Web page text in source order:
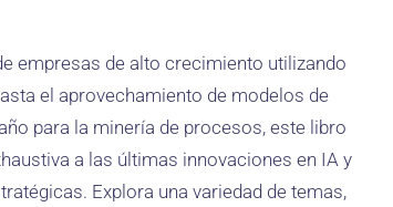
empresas de alto crecimiento utilizando
el aprovechamiento de modelos de
para la minería de procesos, este libro
a las últimas innovaciones en IA y
Explora una variedad de temas,